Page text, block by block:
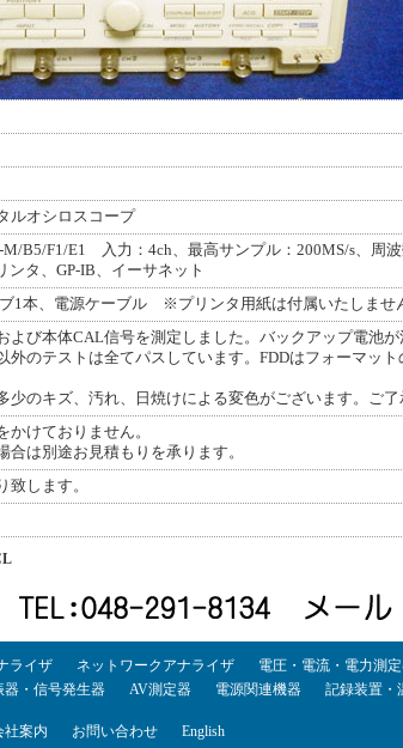
ルオシロスコープ
M/B5/F1/E1 入力：4ch、最高サンプル：200MS/s、周
ンタ、GP-IB、イーサネット
1本、電源ケーブル ※プリンタ用紙は付属いたしませ
よび本体CAL信号を測定しました。バックアップ電池
外のテストは全てパスしています。FDDはフォーマッ
少のキズ、汚れ、日焼けによる変色がございます。ご了
かけておりません。
合は別途お見積もりを承ります。
致します。
ライザ ネットワークアナライザ 電圧・電流・電力測
器・信号発生器 AV測定器 電源関連機器 記録装置・
社案内 お問い合わせ English